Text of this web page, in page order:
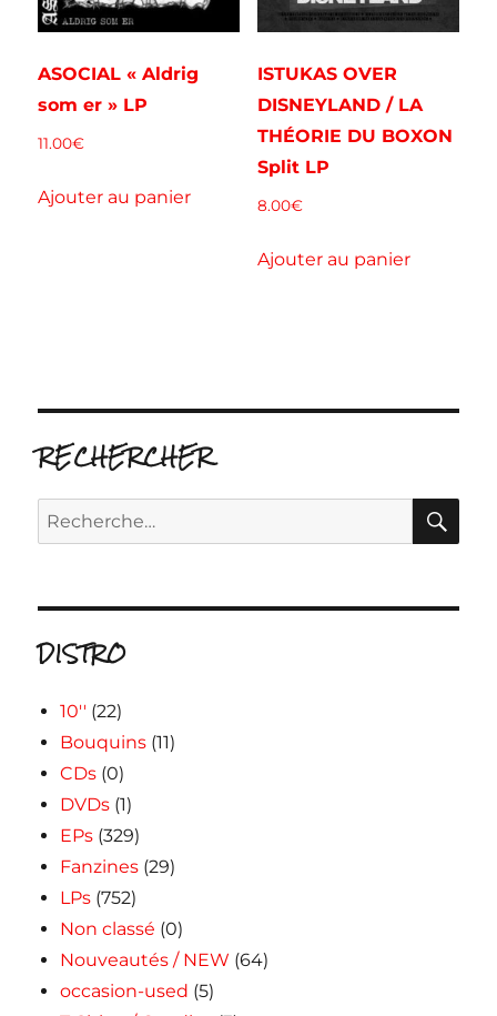
ASOCIAL « Aldrig
som er » LP
11.00€
Ajouter au panier
ISTUKAS OVER
DISNEYLAND / LA
THÉORIE DU BOXON
Split LP
8.00€
Ajouter au panier
RECHERCHER
Recherche
pour :
DISTRO
10'' (22)
Bouquins (11)
CDs (0)
DVDs (1)
EPs (329)
Fanzines (29)
LPs (752)
Non classé (0)
Nouveautés / NEW (64)
occasion-used (5)